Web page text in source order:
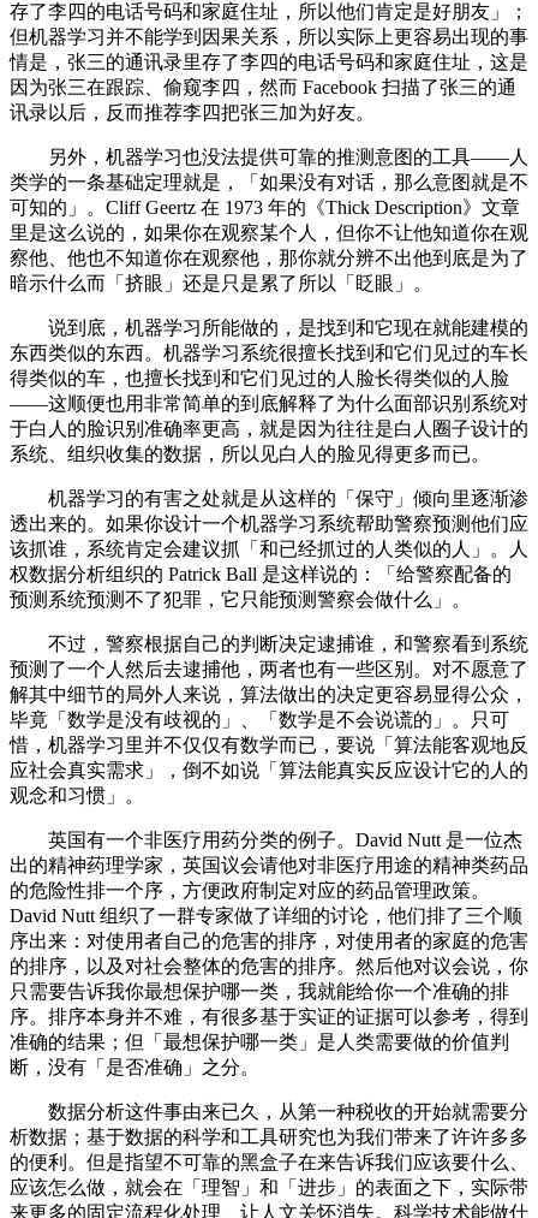
存了李四的电话号码和家庭住址，所以他们肯定是好朋友」；
但机器学习并不能学到因果关系，所以实际上更容易出现的事
情是，张三的通讯录里存了李四的电话号码和家庭住址，这是
因为张三在跟踪、偷窥李四，然而 Facebook 扫描了张三的通
讯录以后，反而推荐李四把张三加为好友。
另外，机器学习也没法提供可靠的推测意图的工具——人
类学的一条基础定理就是，「如果没有对话，那么意图就是不
可知的」。Cliff Geertz 在 1973 年的《Thick Description》文章
里是这么说的，如果你在观察某个人，但你不让他知道你在观
察他、他也不知道你在观察他，那你就分辨不出他到底是为了
暗示什么而「挤眼」还是只是累了所以「眨眼」。
说到底，机器学习所能做的，是找到和它现在就能建模的
东西类似的东西。机器学习系统很擅长找到和它们见过的车长
得类似的车，也擅长找到和它们见过的人脸长得类似的人脸
——这顺便也用非常简单的到底解释了为什么面部识别系统对
于白人的脸识别准确率更高，就是因为往往是白人圈子设计的
系统、组织收集的数据，所以见白人的脸见得更多而已。
机器学习的有害之处就是从这样的「保守」倾向里逐渐渗
透出来的。如果你设计一个机器学习系统帮助警察预测他们应
该抓谁，系统肯定会建议抓「和已经抓过的人类似的人」。人
权数据分析组织的 Patrick Ball 是这样说的：「给警察配备的
预测系统预测不了犯罪，它只能预测警察会做什么」。
不过，警察根据自己的判断决定逮捕谁，和警察看到系统
预测了一个人然后去逮捕他，两者也有一些区别。对不愿意了
解其中细节的局外人来说，算法做出的决定更容易显得公众，
毕竟「数学是没有歧视的」、「数学是不会说谎的」。只可
惜，机器学习里并不仅仅有数学而已，要说「算法能客观地反
应社会真实需求」，倒不如说「算法能真实反应设计它的人的
观念和习惯」。
英国有一个非医疗用药分类的例子。David Nutt 是一位杰
出的精神药理学家，英国议会请他对非医疗用途的精神类药品
的危险性排一个序，方便政府制定对应的药品管理政策。
David Nutt 组织了一群专家做了详细的讨论，他们排了三个顺
序出来：对使用者自己的危害的排序，对使用者的家庭的危害
的排序，以及对社会整体的危害的排序。然后他对议会说，你
只需要告诉我你最想保护哪一类，我就能给你一个准确的排
序。排序本身并不难，有很多基于实证的证据可以参考，得到
准确的结果；但「最想保护哪一类」是人类需要做的价值判
断，没有「是否准确」之分。
数据分析这件事由来已久，从第一种税收的开始就需要分
析数据；基于数据的科学和工具研究也为我们带来了许许多多
的便利。但是指望不可靠的黑盒子在来告诉我们应该要什么、
应该怎么做，就会在「理智」和「进步」的表面之下，实际带
来更多的固定流程化处理、让人文关怀消失。科学技术能做什